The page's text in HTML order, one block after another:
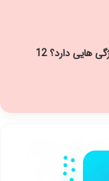
رابطه زناشویی سالم چه ویژگی هایی دارد؟ 12